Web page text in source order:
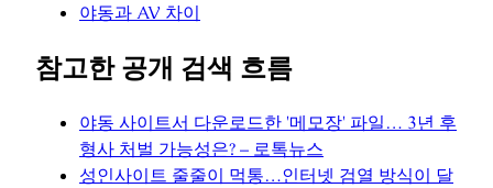
야동과 AV 차이
참고한 공개 검색 흐름
야동 사이트서 다운로드한 '메모장' 파일… 3년 후
형사 처벌 가능성은? – 로톡뉴스
성인사이트 줄줄이 먹통…인터넷 검열 방식이 달